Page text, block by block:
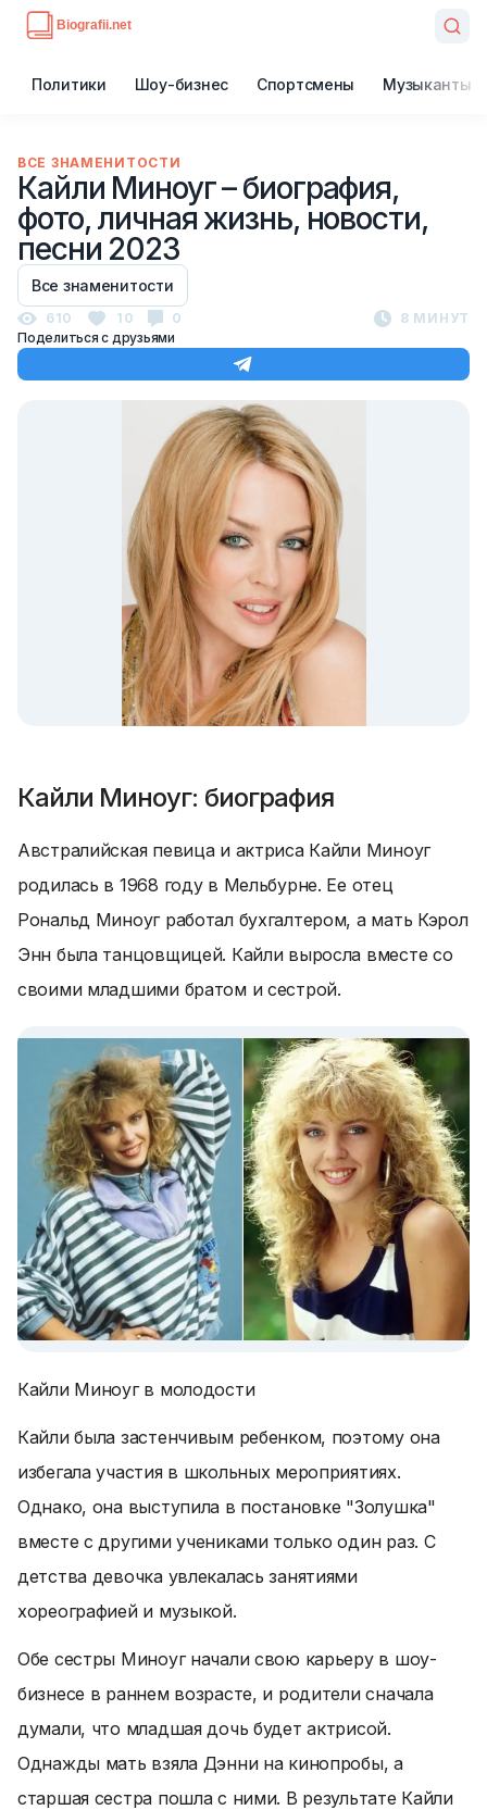
Политики Шоу-бизнес Спортсмены Музыканты
ВСЕ ЗНАМЕНИТОСТИ
Кайли Миноуг – биография,
фото, личная жизнь, новости,
песни 2023
Все знаменитости
610 10 0
8 МИНУТ
Поделиться с друзьями
Кайли Миноуг: биография
Австралийская певица и актриса Кайли Миноуг
родилась в 1968 году в Мельбурне. Ее отец
Рональд Миноуг работал бухгалтером, а мать Кэрол
Энн была танцовщицей. Кайли выросла вместе со
своими младшими братом и сестрой.
Кайли Миноуг в молодости
Кайли была застенчивым ребенком, поэтому она
избегала участия в школьных мероприятиях.
Однако, она выступила в постановке "Золушка"
вместе с другими учениками только один раз. С
детства девочка увлекалась занятиями
хореографией и музыкой.
Обе сестры Миноуг начали свою карьеру в шоу-
бизнесе в раннем возрасте, и родители сначала
думали, что младшая дочь будет актрисой.
Однажды мать взяла Дэнни на кинопробы, а
старшая сестра пошла с ними. В результате Кайли